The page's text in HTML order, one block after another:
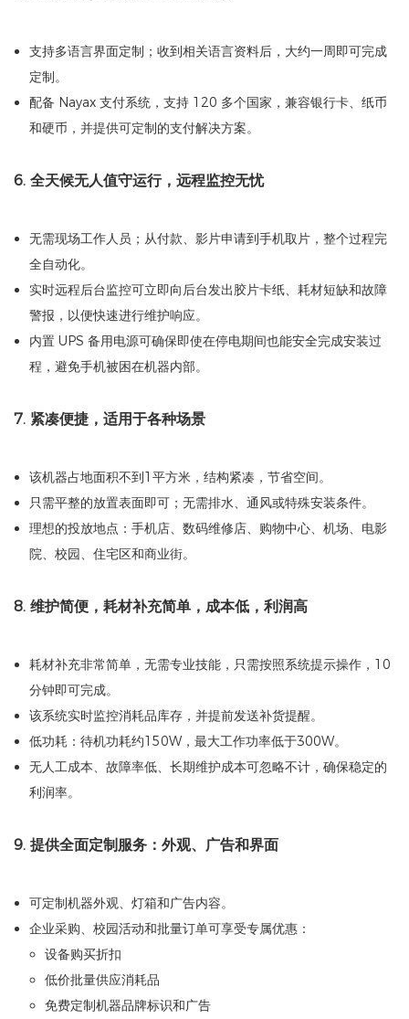
支持多语言界面定制；收到相关语言资料后，大约一周即可完成
定制。
配备 Nayax 支付系统，支持 120 多个国家，兼容银行卡、纸币
和硬币，并提供可定制的支付解决方案。
6. 全天候无人值守运行，远程监控无忧
无需现场工作人员；从付款、影片申请到手机取片，整个过程完
全自动化。
实时远程后台监控可立即向后台发出胶片卡纸、耗材短缺和故障
警报，以便快速进行维护响应。
内置 UPS 备用电源可确保即使在停电期间也能安全完成安装过
程，避免手机被困在机器内部。
7. 紧凑便捷，适用于各种场景
该机器占地面积不到1平方米，结构紧凑，节省空间。
只需平整的放置表面即可；无需排水、通风或特殊安装条件。
理想的投放地点：手机店、数码维修店、购物中心、机场、电影
院、校园、住宅区和商业街。
8. 维护简便，耗材补充简单，成本低，利润高
耗材补充非常简单，无需专业技能，只需按照系统提示操作，10
分钟即可完成。
该系统实时监控消耗品库存，并提前发送补货提醒。
低功耗：待机功耗约150W，最大工作功率低于300W。
无人工成本、故障率低、长期维护成本可忽略不计，确保稳定的
利润率。
9. 提供全面定制服务：外观、广告和界面
可定制机器外观、灯箱和广告内容。
企业采购、校园活动和批量订单可享受专属优惠：
设备购买折扣
低价批量供应消耗品
免费定制机器品牌标识和广告